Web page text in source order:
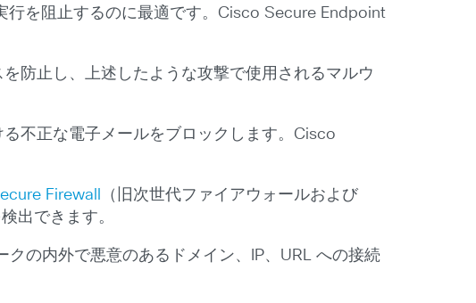
行を阻止するのに最適です。Cisco Secure Endpoint
防止し、上述したような攻撃で使用されるマルウ
不正な電子メールをブロックします。Cisco
Firewall
（旧次世代ファイアウォールおよび
出できます。
クの内外で悪意のあるドメイン、IP、URL への接続